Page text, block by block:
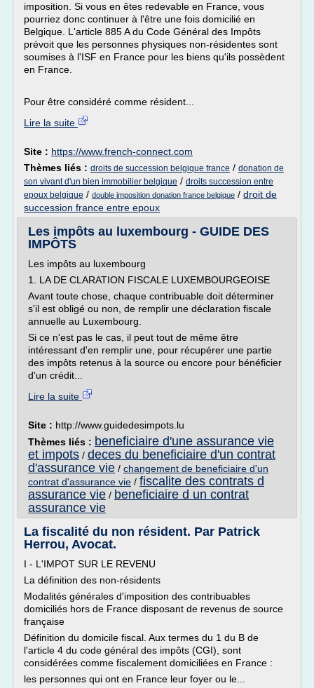
imposition. Si vous en êtes redevable en France, vous
pourriez donc continuer à l'être une fois domicilié en
Belgique. L'article 885 A du Code Général des Impôts
prévoit que les personnes physiques non-résidentes sont
soumises à l'ISF en France pour les biens qu'ils possèdent
en France.
Pour être considéré comme résident...
Lire la suite
Site : https://www.french-connect.com
Thèmes liés : droits de succession belgique france / donation de
son vivant d'un bien immobilier belgique / droits succession entre
epoux belgique / double imposition donation france belgique / droit de
succession france entre epoux
Les impôts au luxembourg - GUIDE DES
IMPÔTS
Les impôts au luxembourg
1. LA DE CLARATION FISCALE LUXEMBOURGEOISE
Avant toute chose, chaque contribuable doit déterminer
s'il est obligé ou non, de remplir une déclaration fiscale
annuelle au Luxembourg.
Si ce n'est pas le cas, il peut tout de même être
intéressant d'en remplir une, pour récupérer une partie
des impôts retenus à la source ou encore pour bénéficier
d'un crédit...
Lire la suite
Site : http://www.guidedesimpots.lu
Thèmes liés : beneficiaire d'une assurance vie
et impots / deces du beneficiaire d'un contrat
d'assurance vie / changement de beneficiaire d'un
contrat d'assurance vie / fiscalite des contrats d
assurance vie / beneficiaire d un contrat
assurance vie
La fiscalité du non résident. Par Patrick
Herrou, Avocat.
I - L'IMPOT SUR LE REVENU
La définition des non-résidents
Modalités générales d'imposition des contribuables
domiciliés hors de France disposant de revenus de source
française
Définition du domicile fiscal. Aux termes du 1 du B de
l'article 4 du code général des impôts (CGI), sont
considérées comme fiscalement domiciliées en France :
les personnes qui ont en France leur foyer ou le...